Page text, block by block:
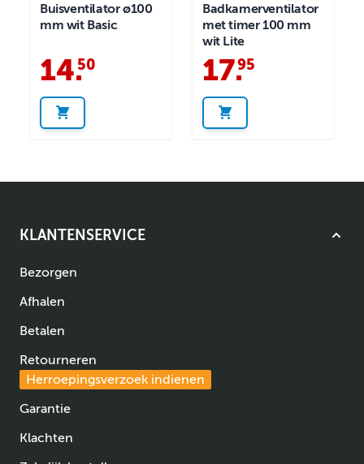
Buisventilator ø100
mm wit Basic
14.
50
Badkamerventilator
met timer 100 mm
wit Lite
17.
95
KLANTENSERVICE
Bezorgen
Afhalen
Betalen
Retourneren
Herroepingsverzoek indienen
Garantie
Klachten